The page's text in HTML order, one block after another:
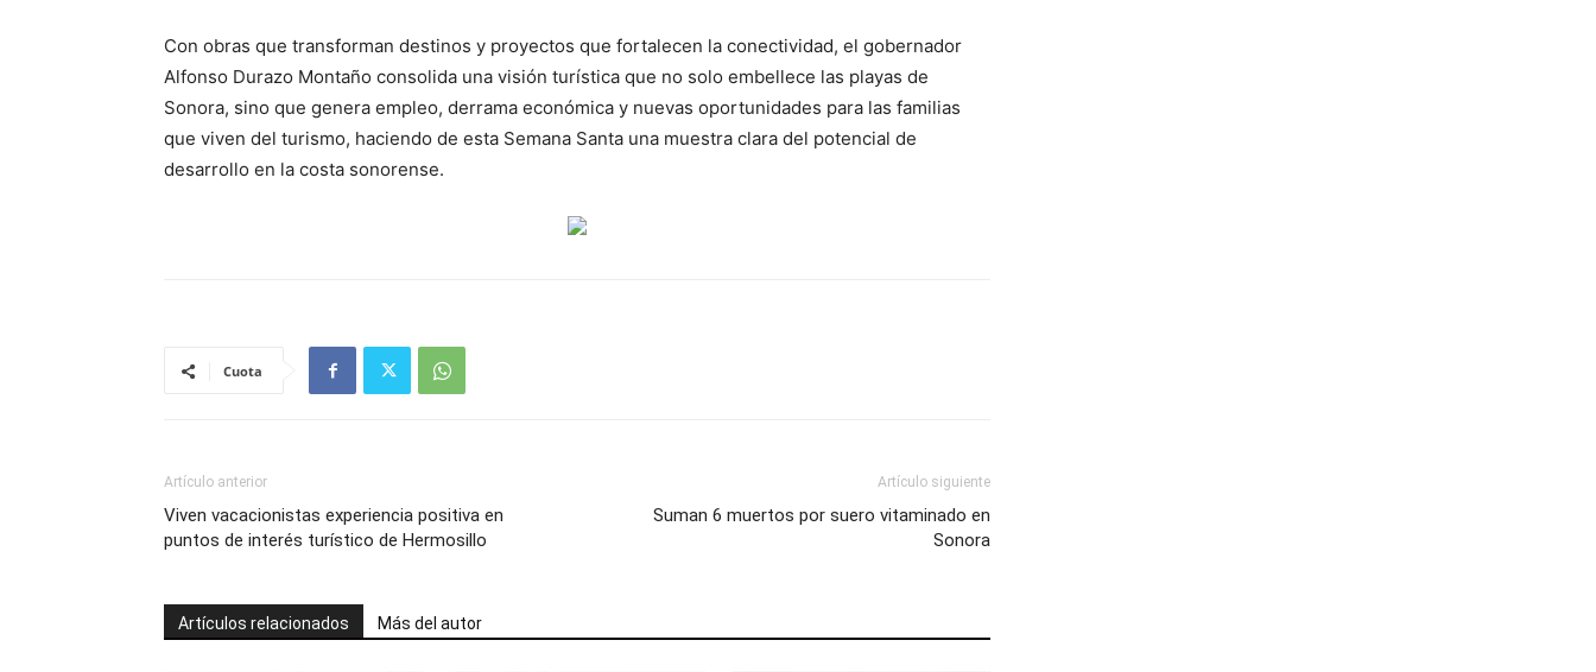
Con obras que transforman destinos y proyectos que fortalecen la conectividad, el gobernador
Alfonso Durazo Montaño consolida una visión turística que no solo embellece las playas de
Sonora, sino que genera empleo, derrama económica y nuevas oportunidades para las familias
que viven del turismo, haciendo de esta Semana Santa una muestra clara del potencial de
desarrollo en la costa sonorense.
Cuota
Artículo anterior
Viven vacacionistas experiencia positiva en
puntos de interés turístico de Hermosillo
Artículo siguiente
Suman 6 muertos por suero vitaminado en
Sonora
Artículos relacionados Más del autor